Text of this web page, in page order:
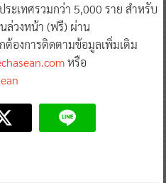
ะเทศรวมกว่า 5,000 ราย สำหรับ
ล่วงหน้า (ฟรี) ผ่าน
ต้องการติดตามข้อมูลเพิ่มเติม
หรือ